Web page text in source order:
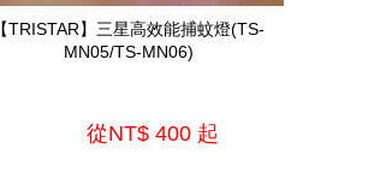
【TRISTAR】三星高效能捕蚊燈(TS-
MN05/TS-MN06)
        從
NT$ 400 起